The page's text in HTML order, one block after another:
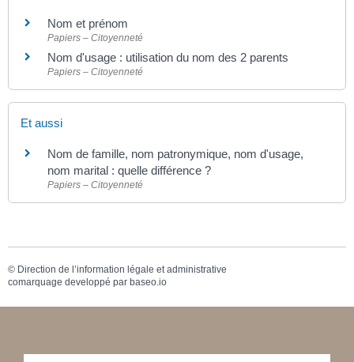
Nom et prénom
Papiers – Citoyenneté
Nom d'usage : utilisation du nom des 2 parents
Papiers – Citoyenneté
Et aussi
Nom de famille, nom patronymique, nom d'usage,
nom marital : quelle différence ?
Papiers – Citoyenneté
© Direction de l’information légale et administrative
comarquage developpé par baseo.io